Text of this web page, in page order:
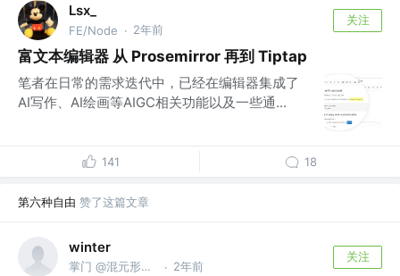
Lsx_
FE/Node · 2年前
关注
富文本编辑器 从 Prosemirror 再到 Tiptap
笔者在日常的需求迭代中，已经在编辑器集成了
AI写作、AI绘画等AIGC相关功能以及一些通...
141 18
第六种自由 赞了这篇文章
winter
掌门 @混元形意前端门 · 2年前
关注